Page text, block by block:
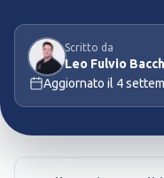
Scritto da
Leo Fulvio
Aggiornato il 4